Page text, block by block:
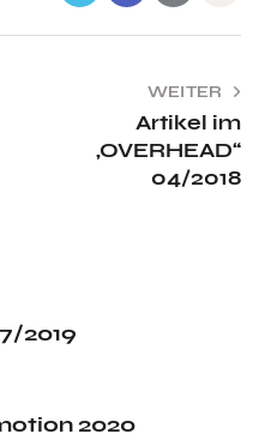
WEITER
Artikel im
„OVERHEAD“
04/2018
2019
2020